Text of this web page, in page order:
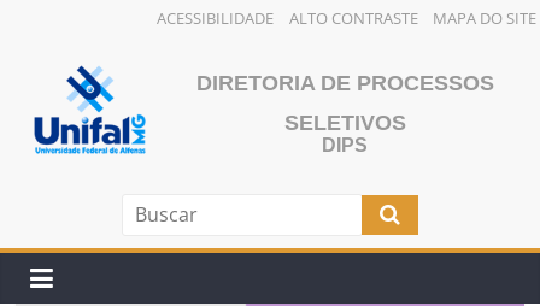
ACESSIBILIDADE ALTO CONTRASTE MAPA DO SITE
conteúdo
DIRETORIA DE PROCESSOS
SELETIVOS
DIPS